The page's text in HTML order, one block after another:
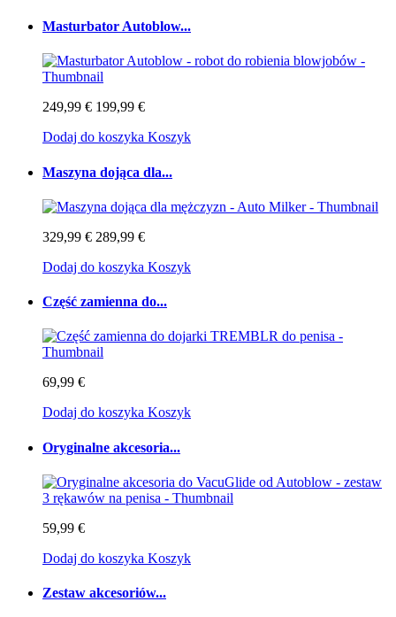
Masturbator Autoblow...
249,99 € 199,99 €
Dodaj do koszyka Koszyk
Maszyna dojąca dla...
329,99 € 289,99 €
Dodaj do koszyka Koszyk
Część zamienna do...
69,99 €
Dodaj do koszyka Koszyk
Oryginalne akcesoria...
59,99 €
Dodaj do koszyka Koszyk
Zestaw akcesoriów...